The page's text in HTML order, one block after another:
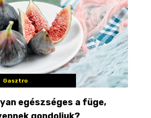
Gasztro
egészséges a füge,
gondoljuk?